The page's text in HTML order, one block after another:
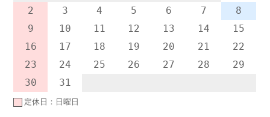
2
3 4 5 6 7
8
9
10 11 12 13 14
15
16
17 18 19 20 21
22
23
24 25 26 27 28
29
30
31
定休日：日曜日